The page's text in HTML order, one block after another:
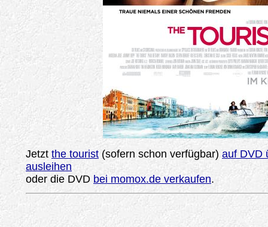
Jetzt the tourist (sofern schon verfügbar) auf DVD
ausleihen
oder die DVD bei momox.de verkaufen.